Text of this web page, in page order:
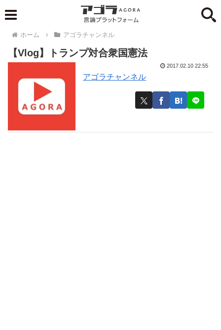
ホーム アゴラチャンネル
【Vlog】トランプ対合衆国憲法
アゴラチャンネル
2017.02.10 22:55